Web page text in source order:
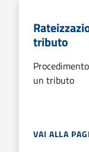
tributo
un tributo
VAI ALLA